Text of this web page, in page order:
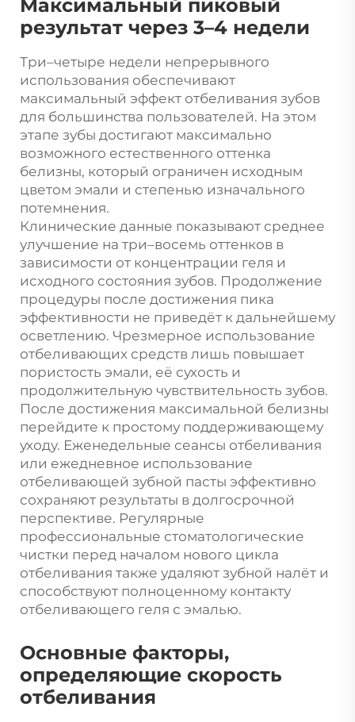
Максимальный пиковый
результат через 3–4 недели
Три–четыре недели непрерывного
использования обеспечивают
максимальный эффект отбеливания зубов
для большинства пользователей. На этом
этапе зубы достигают максимально
возможного естественного оттенка
белизны, который ограничен исходным
цветом эмали и степенью изначального
потемнения.
Клинические данные показывают среднее
улучшение на три–восемь оттенков в
зависимости от концентрации геля и
исходного состояния зубов. Продолжение
процедуры после достижения пика
эффективности не приведёт к дальнейшему
осветлению. Чрезмерное использование
отбеливающих средств лишь повышает
пористость эмали, её сухость и
продолжительную чувствительность зубов.
После достижения максимальной белизны
перейдите к простому поддерживающему
уходу. Еженедельные сеансы отбеливания
или ежедневное использование
отбеливающей зубной пасты эффективно
сохраняют результаты в долгосрочной
перспективе. Регулярные
профессиональные стоматологические
чистки перед началом нового цикла
отбеливания также удаляют зубной налёт и
способствуют полноценному контакту
отбеливающего геля с эмалью.
Основные факторы,
определяющие скорость
отбеливания